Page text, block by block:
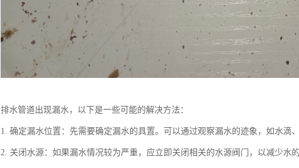
排水管道出现漏水，以下是一些可能的解决方法：
1. 确定漏水位置：先需要确定漏水的具置。可以通过观察漏水的迹象，如水滴
2. 关闭水源：如果漏水情况较为严重，应立即关闭相关的水源阀门，以减少水